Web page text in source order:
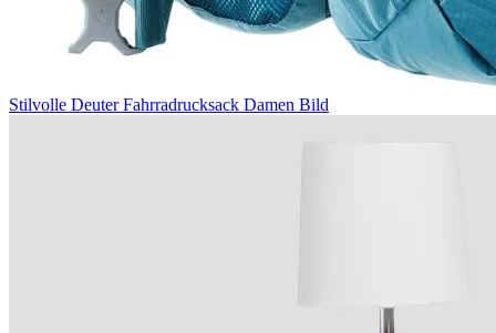
Stilvolle Deuter Fahrradrucksack Damen Bild